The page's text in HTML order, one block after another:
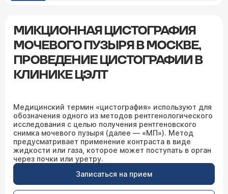
МИКЦИОННАЯ ЦИСТОГРАФИЯ
МОЧЕВОГО ПУЗЫРЯ В МОСКВЕ,
ПРОВЕДЕНИЕ ЦИСТОГРАФИИ В
КЛИНИКЕ ЦЭЛТ
Медицинский термин «цистография» используют для
обозначения одного из методов рентгенологического
исследования с целью получения рентгеновского
снимка мочевого пузыря (далее — «МП»). Метод
предусматривает применение контраста в виде
жидкости или газа, которое может поступать в орган
через почки или уретру.
Записаться на прием